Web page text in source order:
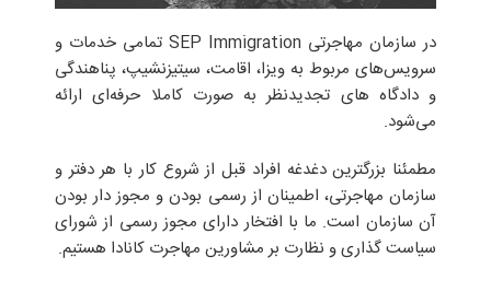
در سازمان مهاجرتی SEP Immigration تمامی خدمات و
سرویس‌های مربوط به ویزا، اقامت، سیتیزنشیپ، پناهندگی
و دادگاه های تجدیدنظر به صورت کاملا حرفه‌ای ارائه
می‌شود.
مطمئنا بزرگترین دغدغه‌ افراد قبل از شروع کار با هر دفتر و
سازمان مهاجرتی، اطمینان از رسمی بودن و مجوز دار بودن
آن سازمان است. ما با افتخار دارای مجوز رسمی از شورای
سیاست گذاری و نظارت بر مشاورین مهاجرت کانادا هستیم.